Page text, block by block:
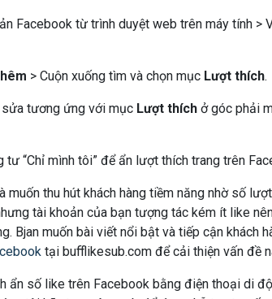
Facebook từ trình duyệt web trên máy tính >
> Cuộn xuống tìm và chọn mục Lượt thích.
tương ứng với mục Lượt thíchở góc phải
tư “Chỉ mình tôi” để ẩn lượt thích trang trên
muốn thu hút khách hàng tiềm năng nhờ số
tài khoản của bạn tượng tác kém ít like
Bjan muốn bài viết nổi bật và tiếp cận khách
tại bufflikesub.com để cải thiện vấn đề
ẩn số like trên Facebook bằng điện thoại di